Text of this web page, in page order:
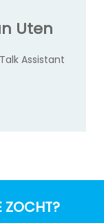
Uten
Assistant
ZOCHT?